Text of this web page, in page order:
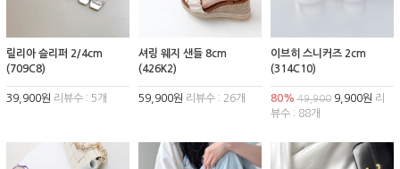
릴리아 슬리퍼 2/4cm
(709C8)
39,900원 리뷰수 : 5개
셔링 웨지 샌들 8cm
(426K2)
59,900원 리뷰수 : 26개
이브히 스니커즈 2cm
(314C10)
80% 49,9009,900원 리
뷰수 : 88개